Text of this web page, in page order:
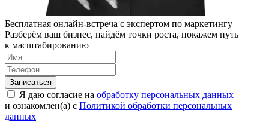
Бесплатная онлайн-встреча с экспертом по маркетингу
Разберём ваш бизнес, найдём точки роста, покажем путь
к масштабированию
Я даю согласие на обработку персональных данных
и ознакомлен(а) с Политикой обработки персональных
данных